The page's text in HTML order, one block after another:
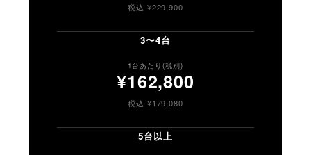
税込 ¥229,900
3〜4台
1台あたり(税別)
¥162,800
税込 ¥179,080
5台以上